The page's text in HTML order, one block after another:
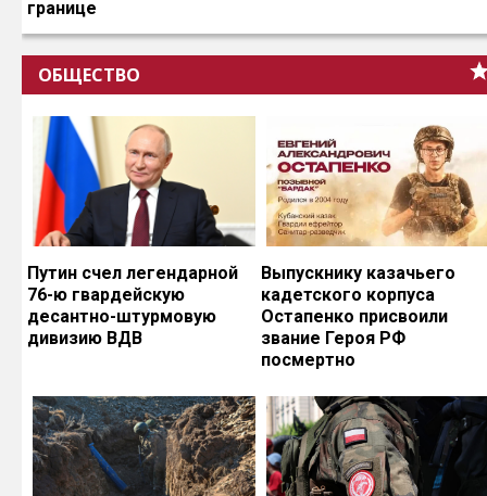
границе
ОБЩЕСТВО
Путин счел легендарной
76-ю гвардейскую
десантно-штурмовую
дивизию ВДВ
Выпускнику казачьего
кадетского корпуса
Остапенко присвоили
звание Героя РФ
посмертно